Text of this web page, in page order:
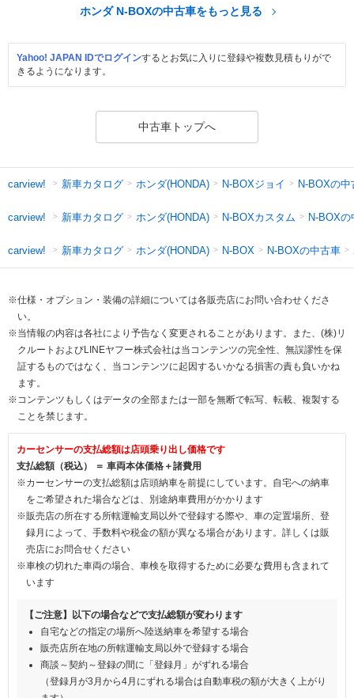
ホンダ N-BOXの中古車をもっと見る
Yahoo! JAPAN IDでログインするとお気に入りに登録や複数見積もりがで
きるようになります。
中古車トップへ
carview! 新車カタログ ホンダ(HONDA) N-BOXジョイ N-BOXの中
carview! 新車カタログ ホンダ(HONDA) N-BOXカスタム N-BOXの
carview! 新車カタログ ホンダ(HONDA) N-BOX N-BOXの中古車
※仕様・オプション・装備の詳細については各販売店にお問い合わせくださ
い。
※当情報の内容は各社により予告なく変更されることがあります。また、(株)リ
クルートおよびLINEヤフー株式会社は当コンテンツの完全性、無誤謬性を保
証するものではなく、当コンテンツに起因するいかなる損害の責も負いかね
ます。
※コンテンツもしくはデータの全部または一部を無断で転写、転載、複製する
ことを禁じます。
カーセンサーの支払総額は店頭乗り出し価格です
支払総額（税込） ＝ 車両本体価格＋諸費用
※カーセンサーの支払総額は店頭納車を前提にしています。自宅への納車
をご希望された場合などは、別途納車費用がかかります
※販売店の所在する所轄運輸支局以外で登録する際や、車の定置場所、登
録月によって、手数料や税金の額が異なる場合があります。詳しくは販
売店にお問合せください
※車検の切れた車両の場合、車検を取得するために必要な費用も含まれて
います
【ご注意】以下の場合などで支払総額が変わります
自宅などの指定の場所へ陸送納車を希望する場合
販売店所在地の所轄運輸支局以外で登録する場合
商談～契約～登録の間に「登録月」がずれる場合
（登録月が3月から4月にずれる場合は自動車税の額が大きく上がり